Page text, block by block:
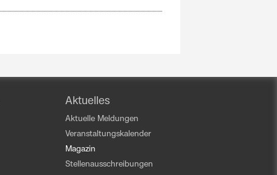
Aktuelles
Aktuelle Meldungen
Veranstaltungskalender
Magazin
Stellenausschreibungen